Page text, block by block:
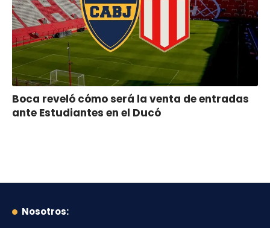
Boca reveló cómo será la venta de entradas
ante Estudiantes en el Ducó
Nosotros: